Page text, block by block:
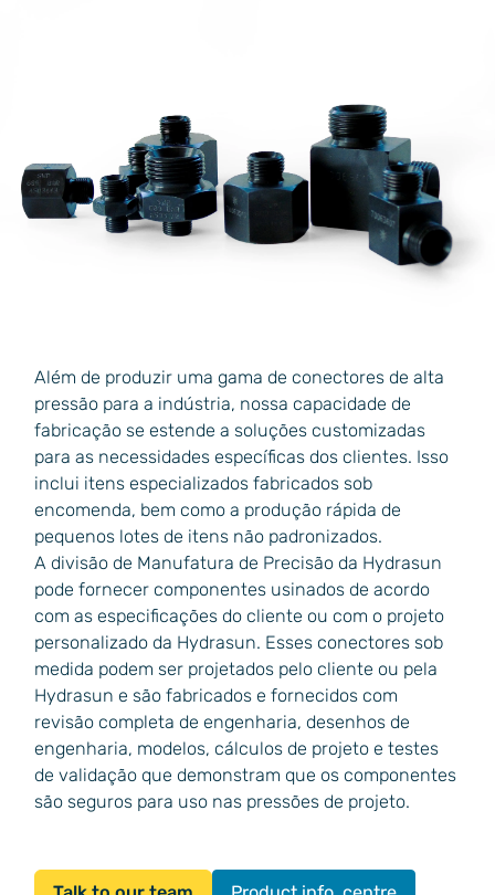
Além de produzir uma gama de conectores de alta
pressão para a indústria, nossa capacidade de
fabricação se estende a soluções customizadas
para as necessidades específicas dos clientes. Isso
inclui itens especializados fabricados sob
encomenda, bem como a produção rápida de
pequenos lotes de itens não padronizados.
A divisão de Manufatura de Precisão da Hydrasun
pode fornecer componentes usinados de acordo
com as especificações do cliente ou com o projeto
personalizado da Hydrasun. Esses conectores sob
medida podem ser projetados pelo cliente ou pela
Hydrasun e são fabricados e fornecidos com
revisão completa de engenharia, desenhos de
engenharia, modelos, cálculos de projeto e testes
de validação que demonstram que os componentes
são seguros para uso nas pressões de projeto.